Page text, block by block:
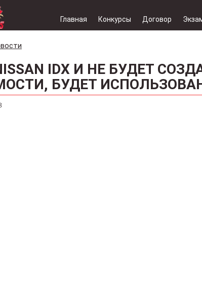
Главная Конкурсы Договор
IDX И НЕ БУДЕТ
БУДЕТ